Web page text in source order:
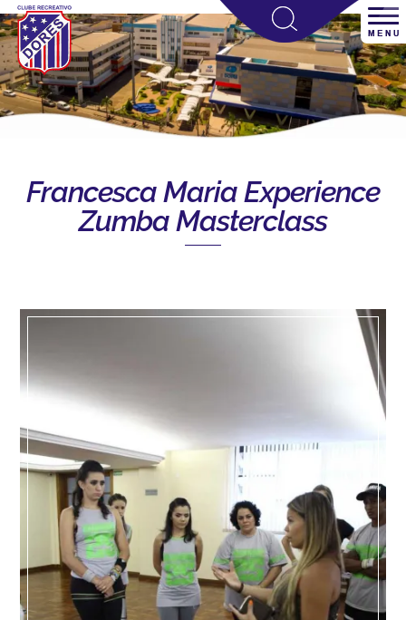
Francesca Maria Experience
Zumba Masterclass